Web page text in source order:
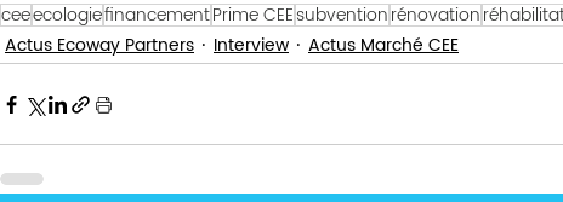
ceeecologiefinancementPrime CEEsubventionrénovation
Actus Ecoway Partners
Interview Actus Marché CEE